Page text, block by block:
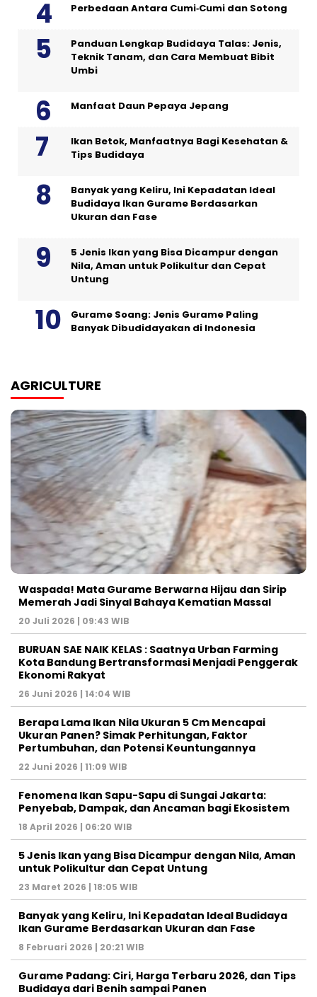
Perbedaan Antara Cumi‑Cumi dan Sotong
Panduan Lengkap Budidaya Talas: Jenis,
Teknik Tanam, dan Cara Membuat Bibit
Umbi
Manfaat Daun Pepaya Jepang
Ikan Betok, Manfaatnya Bagi Kesehatan &
Tips Budidaya
Banyak yang Keliru, Ini Kepadatan Ideal
Budidaya Ikan Gurame Berdasarkan
Ukuran dan Fase
5 Jenis Ikan yang Bisa Dicampur dengan
Nila, Aman untuk Polikultur dan Cepat
Untung
Gurame Soang: Jenis Gurame Paling
Banyak Dibudidayakan di Indonesia
AGRICULTURE
Waspada! Mata Gurame Berwarna Hijau dan Sirip
Memerah Jadi Sinyal Bahaya Kematian Massal
20 Juli 2026 | 09:43 WIB
BURUAN SAE NAIK KELAS : Saatnya Urban Farming
Kota Bandung Bertransformasi Menjadi Penggerak
Ekonomi Rakyat
26 Juni 2026 | 14:04 WIB
Berapa Lama Ikan Nila Ukuran 5 Cm Mencapai
Ukuran Panen? Simak Perhitungan, Faktor
Pertumbuhan, dan Potensi Keuntungannya
22 Juni 2026 | 11:09 WIB
Fenomena Ikan Sapu-Sapu di Sungai Jakarta:
Penyebab, Dampak, dan Ancaman bagi Ekosistem
18 April 2026 | 06:20 WIB
5 Jenis Ikan yang Bisa Dicampur dengan Nila, Aman
untuk Polikultur dan Cepat Untung
23 Maret 2026 | 18:05 WIB
Banyak yang Keliru, Ini Kepadatan Ideal Budidaya
Ikan Gurame Berdasarkan Ukuran dan Fase
8 Februari 2026 | 20:21 WIB
Gurame Padang: Ciri, Harga Terbaru 2026, dan Tips
Budidaya dari Benih sampai Panen